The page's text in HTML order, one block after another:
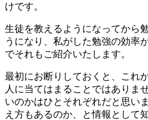
けです。
生徒を教えるようになってから
うになり、私がした勉強の効率
でそれもご紹介いたします。
最初にお断りしておくと、これ
人に当てはまることではありま
いのかはひとそれぞれだと思い
え方もあるのか、と情報として